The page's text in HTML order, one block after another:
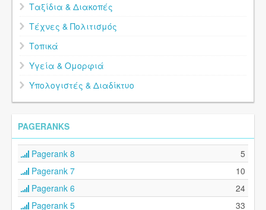
Ταξίδια & Διακοπές
Τέχνες & Πολιτισμός
Τοπικά
Υγεία & Ομορφιά
Υπολογιστές & Διαδίκτυο
PAGERANKS
Pagerank 8
5
Pagerank 7
10
Pagerank 6
24
Pagerank 5
33